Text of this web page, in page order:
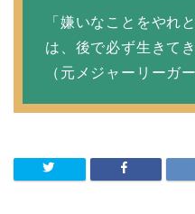
「嫌いなことをやれ
は、後で必ず生きて
（元メジャーリーガー